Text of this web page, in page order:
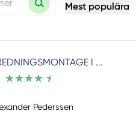
Mest populära
I ...
Pederssen